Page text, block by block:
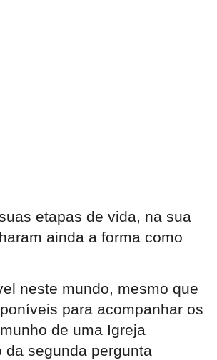
etapas de vida, na sua
ainda a forma como
neste mundo, mesmo que
para acompanhar os
de uma Igreja
segunda pergunta